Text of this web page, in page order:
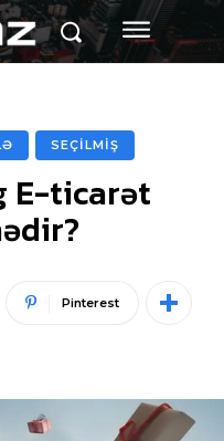
SEÇİLMİŞ
E-ticarət
Pinterest